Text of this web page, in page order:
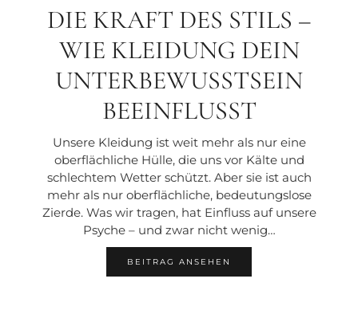
DIE KRAFT DES STILS –
WIE KLEIDUNG DEIN
UNTERBEWUSSTSEIN
BEEINFLUSST
Unsere Kleidung ist weit mehr als nur eine
oberflächliche Hülle, die uns vor Kälte und
schlechtem Wetter schützt. Aber sie ist auch
mehr als nur oberflächliche, bedeutungslose
Zierde. Was wir tragen, hat Einfluss auf unsere
Psyche – und zwar nicht wenig…
BEITRAG ANSEHEN